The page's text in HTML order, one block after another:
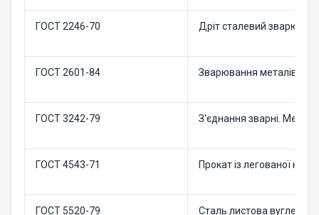
ГОСТ 2246-70 Дріт сталевий
ГОСТ 2601-84 Зварювання металів.
ГОСТ 3242-79 З'єднання зварні.
ГОСТ 4543-71 Прокат із легованої
ГОСТ 5520-79 Сталь листова